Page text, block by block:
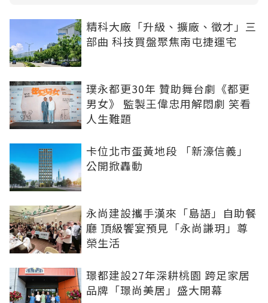
精科大廠「升級、擴廠、徵才」三
部曲 科技買盤聚焦南屯捷運宅
璞永都更30年 贊助舞台劇《都更
男女》 監製王偉忠用解悶劇 笑看
人生難題
卡位北市蛋黃地段 「新濠信義」
公開掀轟動
永尚建設攜手漢來「島語」自助餐
廳 頂級饗宴預見「永尚謙玥」尊
榮生活
璟都建設27年深耕桃園 跨足家居
品牌「璟尚美居」盛大開幕